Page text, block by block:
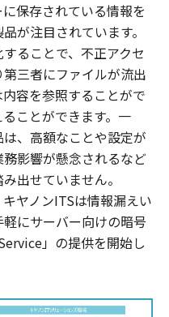
保存されている情報を
が注目されています。
ることで、不正アクセ
三者にファイルが流出
容を参照することがで
ことができます。一
、高額なことや設定が
影響が懸念されるなど
出せていません。
ヤノンITSは情報漏えい
にサーバー向けの暗号
」の提供を開始し